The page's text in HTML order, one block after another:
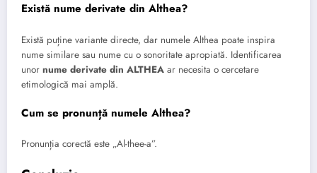
Există nume derivate din Althea?
Există puține variante directe, dar numele Althea poate inspira
nume similare sau nume cu o sonoritate apropiată. Identificarea
unor nume derivate din ALTHEA ar necesita o cercetare
etimologică mai amplă.
Cum se pronunță numele Althea?
Pronunția corectă este „Al-thee-a”.